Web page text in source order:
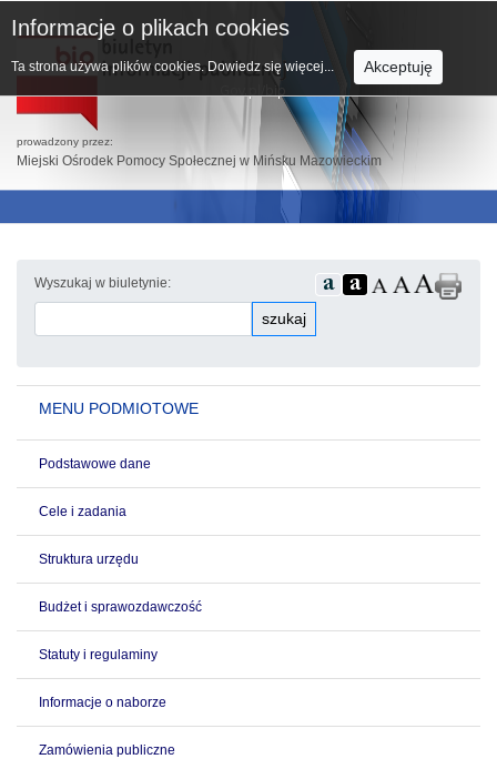
prowadzony przez:
Miejski Ośrodek Pomocy Społecznej w Mińsku Mazowieckim
Wyszukaj w biuletynie:
szukaj
MENU PODMIOTOWE
Podstawowe dane
Cele i zadania
Struktura urzędu
Budżet i sprawozdawczość
Statuty i regulaminy
Informacje o naborze
Zamówienia publiczne
Informacje o plikach cookies
Ta strona używa plików cookies. Dowiedz się więcej... Akceptuję